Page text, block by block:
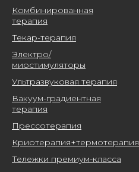
Комбинированная
терапия
Текар-терапия
Электро/
миостимуляторы
Ультразвуковая терапия
Вакуум-градиентная
терапия
Прессотерапия
Криотерапия+термотерапия
Тележки премиум-класса